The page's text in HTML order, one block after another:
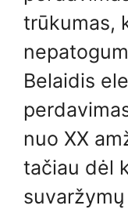
trūkumas,
Belaidis
nuo XX
tačiau dėl